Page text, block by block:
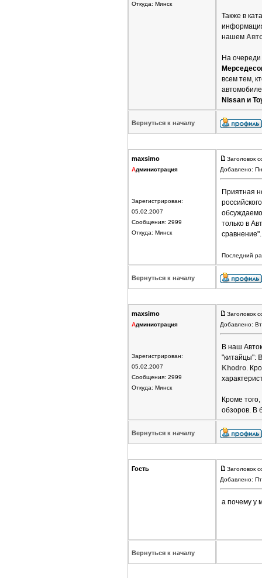
Откуда: Минск
Также в
нашем
На
всем тем,
Nissan и
Вернуться к началу
maxsimo
Администрация
Зарегистрирован:
05.02.2007
Сообщения: 2999
Откуда: Минск
Заголовок
Добавлено:
Приятная
только в
Последний
Вернуться к началу
maxsimo
Администрация
Зарегистрирован:
05.02.2007
Сообщения: 2999
Откуда: Минск
Заголовок
Добавлено:
В наш
"китайцы":
Khodro.
Кроме
обзоров. В
Вернуться к началу
Гость
Заголовок
Добавлено:
а почему у
Вернуться к началу